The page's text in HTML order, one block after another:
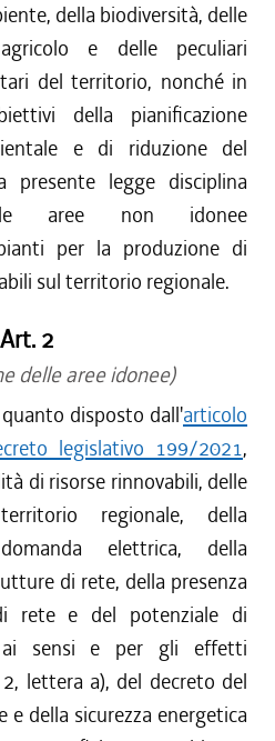
della biodiversità, delle
e delle peculiari
del territorio, nonché in
della pianificazione
e di riduzione del
legge disciplina
aree non idonee
per la produzione di
sul territorio regionale.
Art. 2
delle aree idonee)
disposto dall'articolo
legislativo 199/2021,
di risorse rinnovabili, delle
regionale, della
elettrica, della
di rete, della presenza
rete e del potenziale di
ai sensi e per gli effetti
lettera a), del decreto del
della sicurezza energetica